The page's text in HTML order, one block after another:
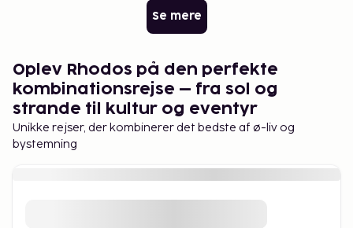
udforsk skjulte bugter langs kysten. Et besøg i
Sommerfugledalen eller de varme kilder i Kallithea
Med sit milde klima, rige historie og fantastiske
natur er Rhodos en ø, der passer til alle. En rejse
hertil er mere end en ferie – det er et minde for
livet.
Se mere
Oplev Rhodos på den perfekte
kombinationsrejse – fra sol og
strande til kultur og eventyr
Unikke rejser, der kombinerer det bedste af ø-liv og
bystemning